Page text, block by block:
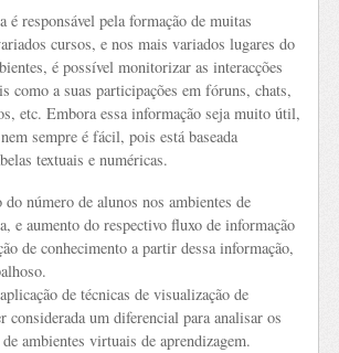
é responsável pela formação de muitas
cursos, e nos mais variados lugares do
é possível monitorizar as interacções
como a suas participações em fóruns, chats,
etc. Embora essa informação seja muito útil,
sempre é fácil, pois está baseada
textuais e numéricas.
número de alunos nos ambientes de
e aumento do respectivo fluxo de informação
de conhecimento a partir dessa informação,
de técnicas de visualização de
considerada um diferencial para analisar os
ambientes virtuais de aprendizagem.